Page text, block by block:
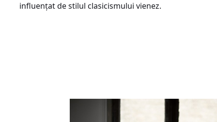
influențat de stilul clasicismului vienez.